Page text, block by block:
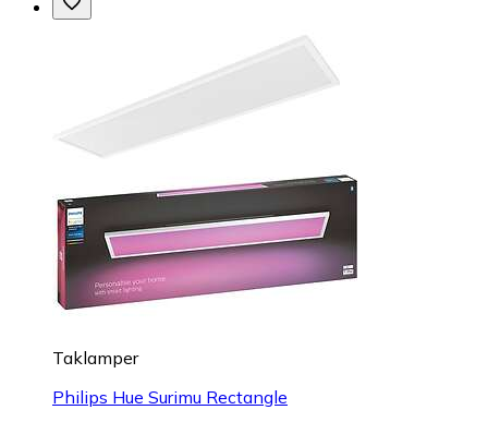
Taklamper
Philips Hue Surimu Rectangle